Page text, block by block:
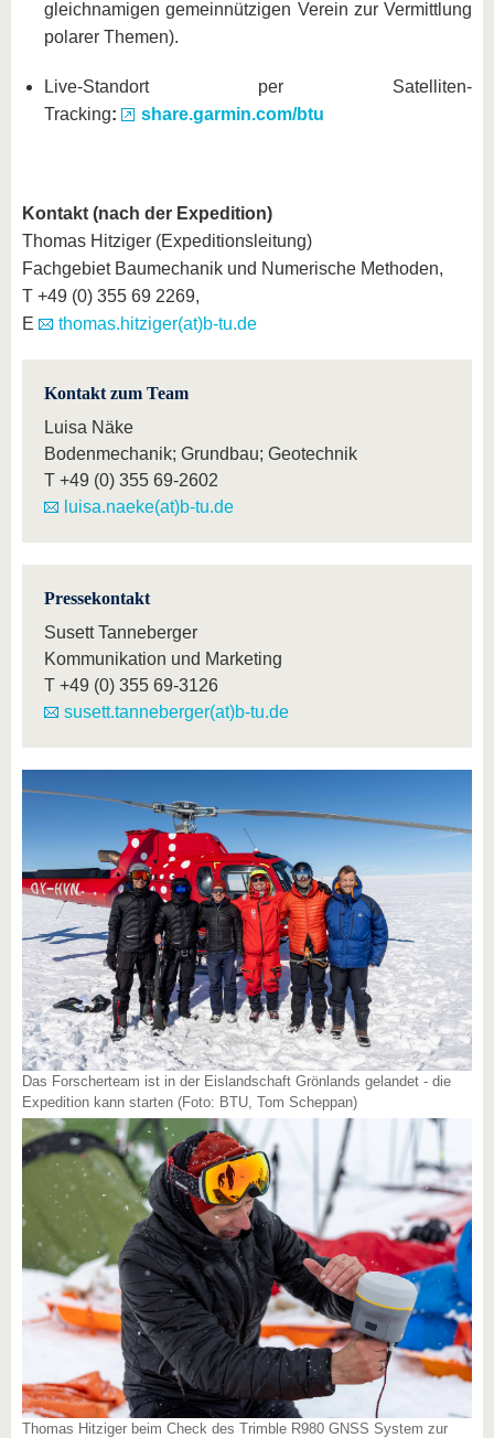
gleichnamigen gemeinnützigen Verein zur Vermittlung
polarer Themen).
Live-Standort per Satelliten-
Tracking: share.garmin.com/btu
Kontakt (nach der Expedition)
Thomas Hitziger (Expeditionsleitung)
Fachgebiet Baumechanik und Numerische Methoden,
T +49 (0) 355 69 2269,
E
thomas.hitziger(at)b-tu.de
Kontakt zum Team
Luisa Näke
Bodenmechanik; Grundbau; Geotechnik
T +49 (0) 355 69-2602
luisa.naeke(at)b-tu.de
Pressekontakt
Susett Tanneberger
Kommunikation und Marketing
T +49 (0) 355 69-3126
susett.tanneberger(at)b-tu.de
Das Forscherteam ist in der Eislandschaft Grönlands gelandet - die
Expedition kann starten (Foto: BTU, Tom Scheppan)
Thomas Hitziger beim Check des Trimble R980 GNSS System zur